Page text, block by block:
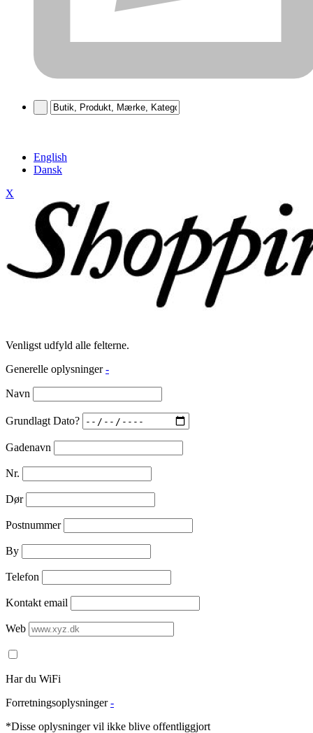
English
Dansk
X
Venligst udfyld alle felterne.
Generelle oplysninger -
Navn
Grundlagt Dato?
Gadenavn
Nr.
Dør
Postnummer
By
Telefon
Kontakt email
Web
Har du WiFi
Forretningsoplysninger -
*Disse oplysninger vil ikke blive offentliggjort